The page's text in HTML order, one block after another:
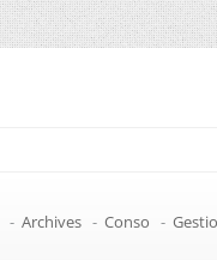
- Archives - Conso -